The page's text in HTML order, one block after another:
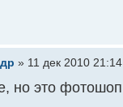
» 11 дек 2010 21:14
но это фотошоп